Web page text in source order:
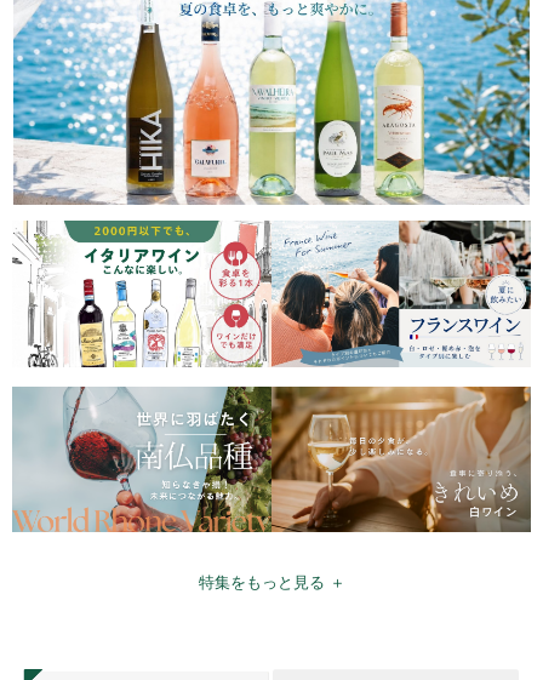
特集をもっと見る ＋